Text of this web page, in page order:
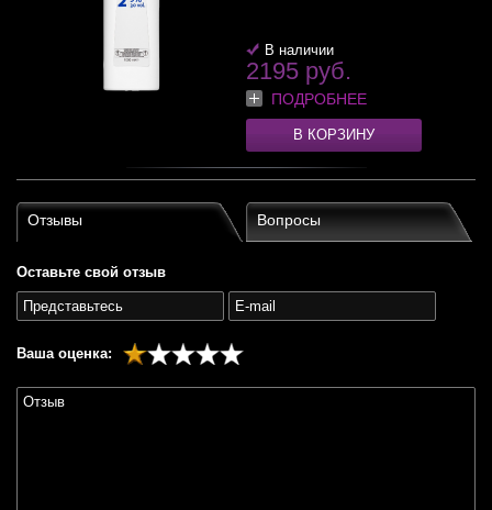
В наличии
2195 руб.
ПОДРОБНЕЕ
В КОРЗИНУ
Отзывы Вопросы
Оставьте свой отзыв
Ваша оценка: